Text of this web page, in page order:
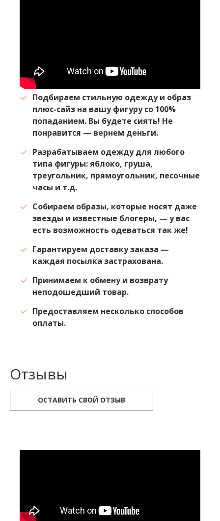
Подбираем стильную одежду и образ
плюс-сайз на вашу фигуру со 100%
попаданием. Вы будете сиять! Не
понравится — вернем деньги.
Разрабатываем одежду для любого
типа фигуры: яблоко, груша,
треугольник, прямоугольник, песочные
часы и т.д.
Собираем образы, которые носят даже
звезды и известные блогеры, — у вас
есть возможность одеваться так же!
Гарантируем доставку заказа —
каждая посылка застрахована.
Принимаем к обмену и возврату
неподошедший товар.
Предоставляем несколько способов
оплаты.
Отзывы
ОСТАВИТЬ СВОЙ ОТЗЫВ